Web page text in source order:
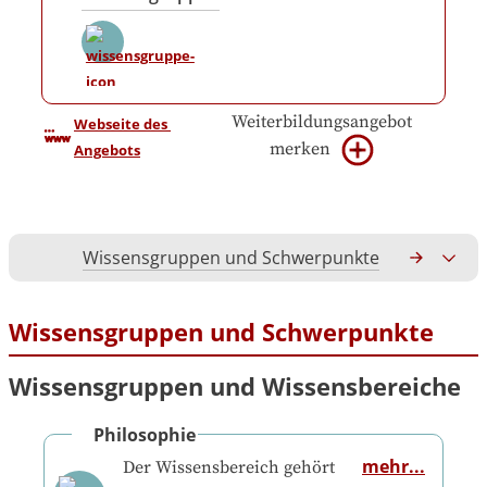
Webseite des
Angebots
Weiterbildungsangebot
merken
Wissensgruppen und Schwerpunkte
Wissensgruppen und Schwerpunkte
Wissensgruppen und Wissensbereiche
Philosophie
Der Wissensbereich gehört mehr...